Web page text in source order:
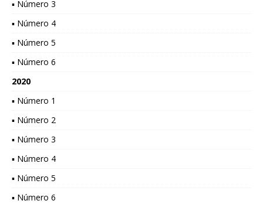
▪ Número 3
▪ Número 4
▪ Número 5
▪ Número 6
2020
▪ Número 1
▪ Número 2
▪ Número 3
▪ Número 4
▪ Número 5
▪ Número 6